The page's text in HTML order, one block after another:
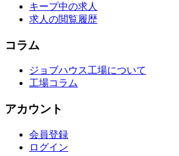
キープ中の求人
求人の閲覧履歴
コラム
ジョブハウス工場について
工場コラム
アカウント
会員登録
ログイン